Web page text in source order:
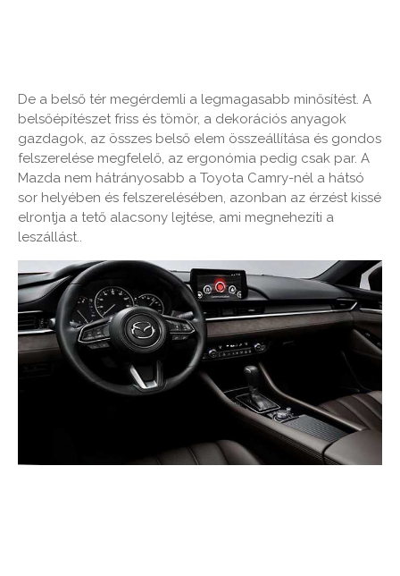
De a belső tér megérdemli a legmagasabb minősítést. A
belsőépítészet friss és tömör, a dekorációs anyagok
gazdagok, az összes belső elem összeállítása és gondos
felszerelése megfelelő, az ergonómia pedig csak par. A
Mazda nem hátrányosabb a Toyota Camry-nél a hátsó
sor helyében és felszerelésében, azonban az érzést kissé
elrontja a tető alacsony lejtése, ami megnehezíti a
leszállást..